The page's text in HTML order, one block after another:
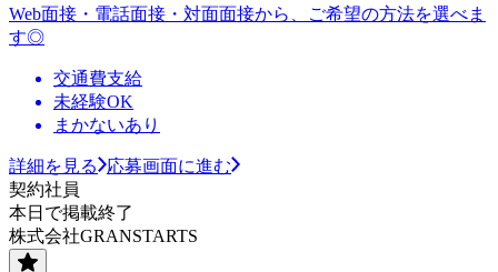
Web面接・電話面接・対面面接から、ご希望の方法を選べま
す◎
交通費支給
未経験OK
まかないあり
詳細を見る
応募画面に進む
契約社員
本日で掲載終了
株式会社GRANSTARTS